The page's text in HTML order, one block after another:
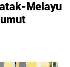
Melayu